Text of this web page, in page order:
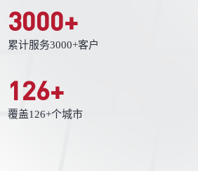
3000+
累计服务3000+客户
126+
覆盖126+个城市